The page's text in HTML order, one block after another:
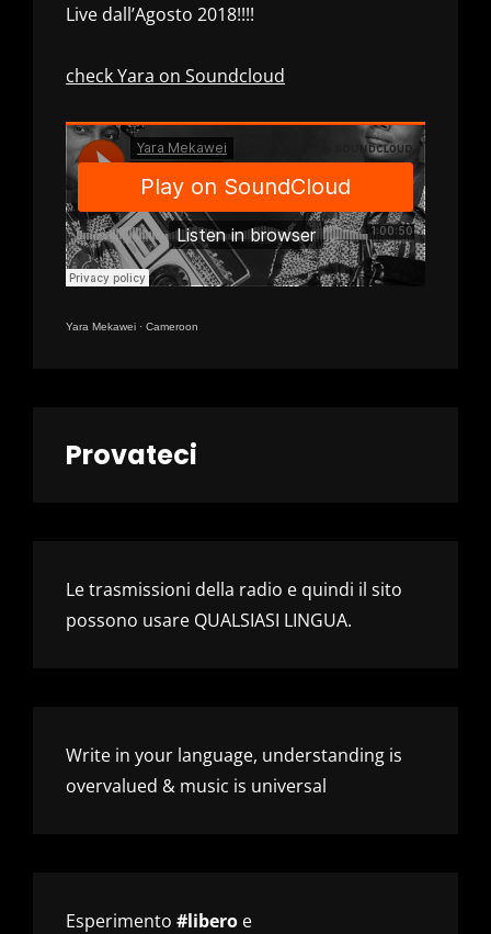
Live dall’Agosto 2018!!!!
check Yara on Soundcloud
Yara Mekawei · Cameroon
Provateci
Le trasmissioni della radio e quindi il sito
possono usare QUALSIASI LINGUA.
Write in your language, understanding is
overvalued & music is universal
Esperimento #libero e